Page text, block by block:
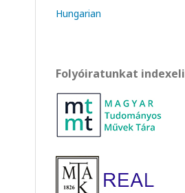
Hungarian
Folyóiratunkat indexeli